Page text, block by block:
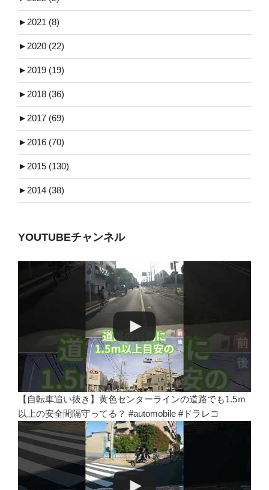
►2021 (8)
►2020 (22)
►2019 (19)
►2018 (36)
►2017 (69)
►2016 (70)
►2015 (130)
►2014 (38)
YOUTUBEチャンネル
【自転車追い抜き】黄色センターラインの道路でも1.5ｍ
以上の安全間隔守ってる？ #automobile #ドラレコ